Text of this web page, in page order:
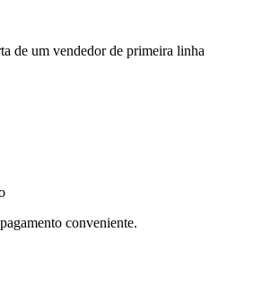
de um vendedor de primeira linha
conveniente.